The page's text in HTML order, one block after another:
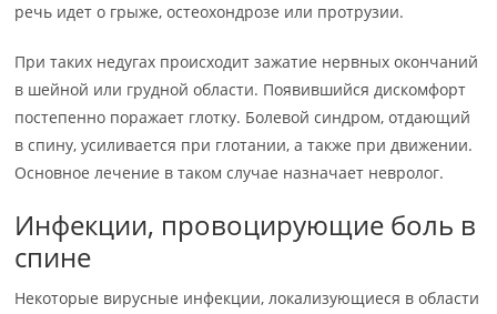
речь идет о грыже, остеохондрозе или протрузии.
При таких недугах происходит зажатие нервных окончаний
в шейной или грудной области. Появившийся дискомфорт
постепенно поражает глотку. Болевой синдром, отдающий
в спину, усиливается при глотании, а также при движении.
Основное лечение в таком случае назначает невролог.
Инфекции, провоцирующие боль в
спине
Некоторые вирусные инфекции, локализующиеся в области